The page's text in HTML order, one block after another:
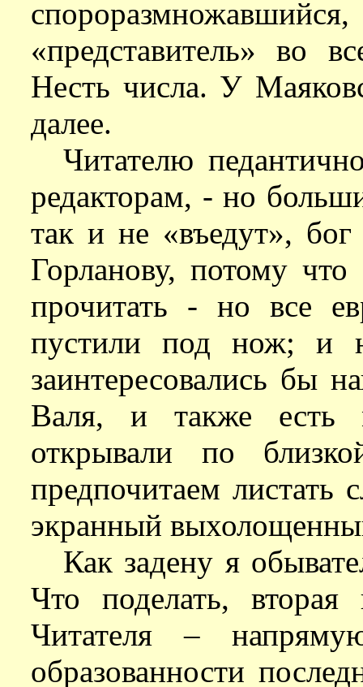
«представитель» во
Несть числа. У
далее.
Читателю
редакторам, - но
так и не «въедут»,
Горланову, потому
прочитать - но все
пустили под нож; и
заинтересовались бы
Валя, и также есть
открывали по
предпочитаем листать
экранный
Как задену я
Что поделать,
Читателя –
образованности